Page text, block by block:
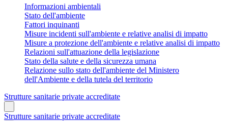
Informazioni ambientali
Stato dell'ambiente
Fattori inquinanti
Misure incidenti sull'ambiente e relative analisi di impatto
Misure a protezione dell'ambiente e relative analisi di impatto
Relazioni sull'attuazione della legislazione
Stato della salute e della sicurezza umana
Relazione sullo stato dell'ambiente del Ministero
dell'Ambiente e della tutela del territorio
Strutture sanitarie private accreditate
Strutture sanitarie private accreditate